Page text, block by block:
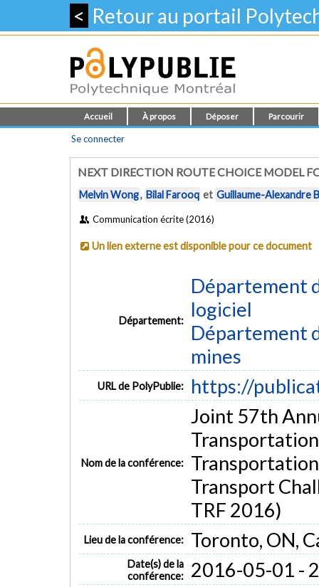
< Retour au portail
Accueil À propos Déposer Parcourir
Se connecter
NEXT DIRECTION ROUTE CHOICE MODEL
Melvin Wong, Bilal Farooq et Guillaume-Alexandre
Communication écrite (2016)
Un lien externe est disponible pour ce document
Département:
Département
logiciel
Département
mines
URL de PolyPublie: https://
Nom de la conférence:
Joint 57th
Transport
TRF 2016)
Lieu de la conférence: Toronto, ON,
Date(s) de la
conférence:
2016-05-01 -